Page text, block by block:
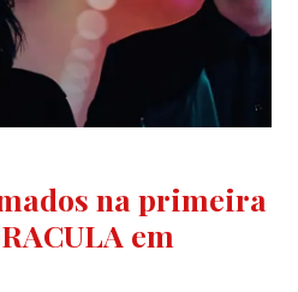
na primeira
em